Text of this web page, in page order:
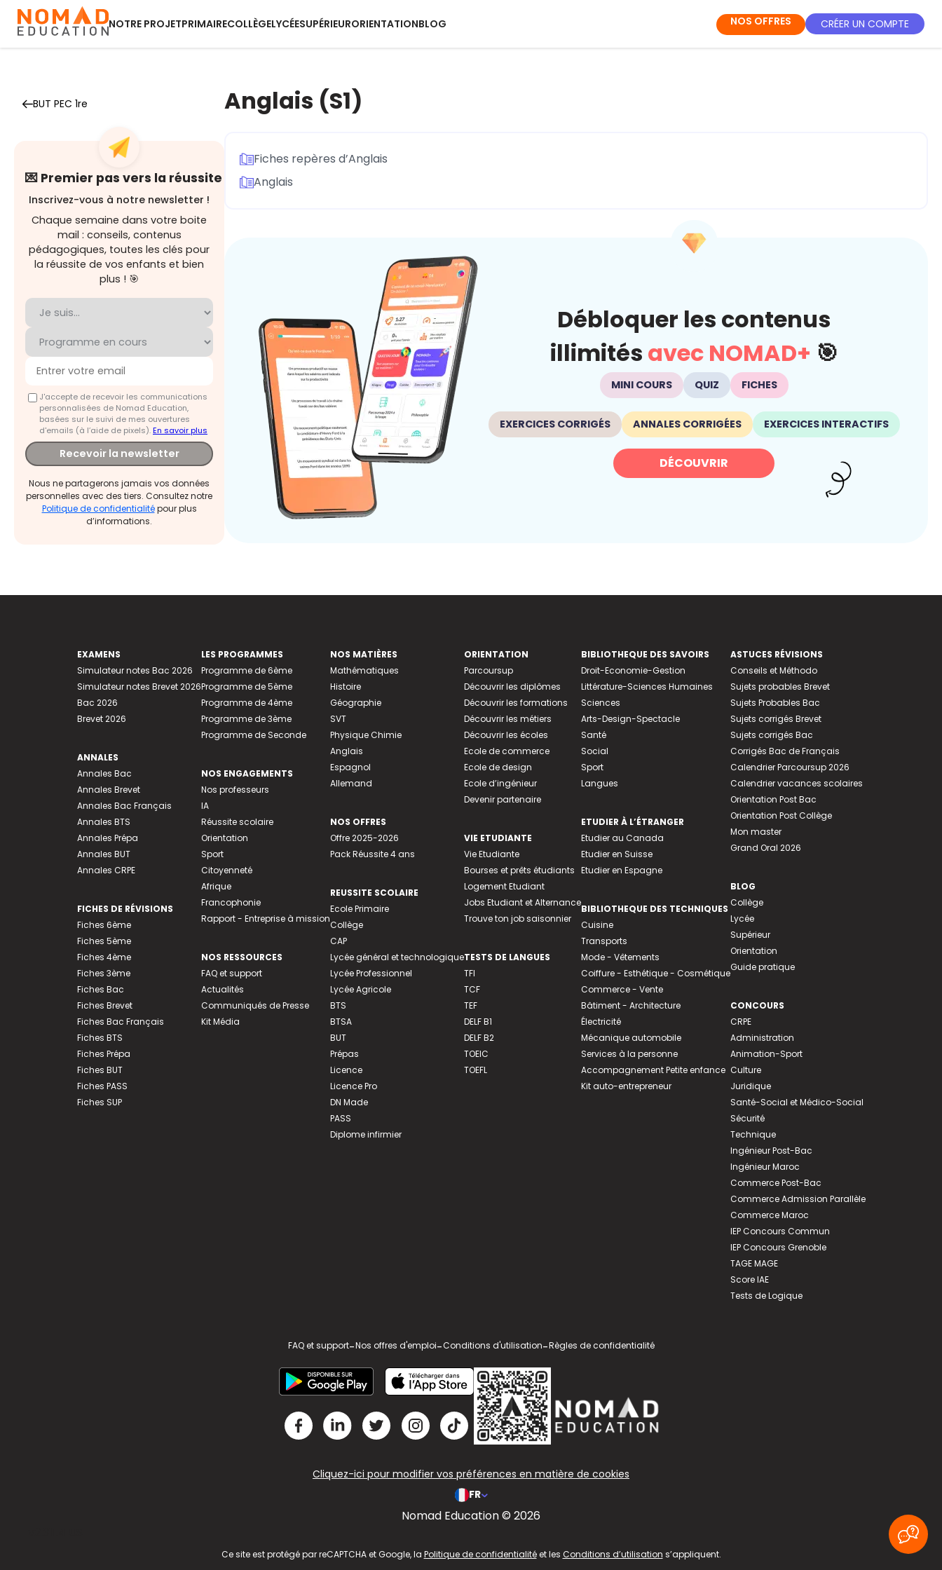
NOTRE PROJETPRIMAIRECOLLÈGELYCÉESUPÉRIEURORIENTATIONBLOG NOS OFFRES CRÉER UN COMPTE
BUT PEC 1re
💌 Premier pas vers la réussite
Inscrivez-vous à notre newsletter !
Chaque semaine dans votre boite
mail : conseils, contenus
pédagogiques, toutes les clés pour
la réussite de vos enfants et bien
plus ! 🎯
J'accepte de recevoir les communications
personnalisées de Nomad Education,
basées sur le suivi de mes ouvertures
d'emails (à l’aide de pixels).En savoir plus
Recevoir la newsletter
Nous ne partagerons jamais vos données
personnelles avec des tiers. Consultez notre
Politique de confidentialitépour plus
d’informations.
Anglais (S1)
Fiches repères d’Anglais
Anglais
Débloquer les contenus
illimités avec NOMAD+ 🎯
MINI COURS QUIZ FICHES
EXERCICES CORRIGÉS ANNALES CORRIGÉES EXERCICES INTERACTIFS
DÉCOUVRIR
EXAMENS
Simulateur notes Bac 2026
Simulateur notes Brevet 2026
Bac 2026
Brevet 2026
ANNALES
Annales Bac
Annales Brevet
Annales Bac Français
Annales BTS
Annales Prépa
Annales BUT
Annales CRPE
FICHES DE RÉVISIONS
Fiches 6ème
Fiches 5ème
Fiches 4ème
Fiches 3ème
Fiches Bac
Fiches Brevet
Fiches Bac Français
Fiches BTS
Fiches Prépa
Fiches BUT
Fiches PASS
Fiches SUP
LES PROGRAMMES
Programme de 6ème
Programme de 5ème
Programme de 4ème
Programme de 3ème
Programme de Seconde
NOS ENGAGEMENTS
Nos professeurs
IA
Réussite scolaire
Orientation
Sport
Citoyenneté
Afrique
Francophonie
Rapport - Entreprise à mission
NOS RESSOURCES
FAQ et support
Actualités
Communiqués de Presse
Kit Média
NOS MATIÈRES
Mathématiques
Histoire
Géographie
SVT
Physique Chimie
Anglais
Espagnol
Allemand
NOS OFFRES
Offre 2025-2026
Pack Réussite 4 ans
REUSSITE SCOLAIRE
Ecole Primaire
Collège
CAP
Lycée général et technologique
Lycée Professionnel
Lycée Agricole
BTS
BTSA
BUT
Prépas
Licence
Licence Pro
DN Made
PASS
Diplome infirmier
ORIENTATION
Parcoursup
Découvrir les diplômes
Découvrir les formations
Découvrir les métiers
Découvrir les écoles
Ecole de commerce
Ecole de design
Ecole d’ingénieur
Devenir partenaire
VIE ETUDIANTE
Vie Etudiante
Bourses et prêts étudiants
Logement Etudiant
Jobs Etudiant et Alternance
Trouve ton job saisonnier
TESTS DE LANGUES
TFI
TCF
TEF
DELF B1
DELF B2
TOEIC
TOEFL
BIBLIOTHEQUE DES SAVOIRS
Droit-Economie-Gestion
Littérature-Sciences Humaines
Sciences
Arts-Design-Spectacle
Santé
Social
Sport
Langues
ETUDIER À L’ÉTRANGER
Etudier au Canada
Etudier en Suisse
Etudier en Espagne
BIBLIOTHEQUE DES TECHNIQUES
Cuisine
Transports
Mode - Vêtements
Coiffure - Esthétique - Cosmétique
Commerce - Vente
Bâtiment - Architecture
Électricité
Mécanique automobile
Services à la personne
Accompagnement Petite enfance
Kit auto-entrepreneur
ASTUCES RÉVISIONS
Conseils et Méthodo
Sujets probables Brevet
Sujets Probables Bac
Sujets corrigés Brevet
Sujets corrigés Bac
Corrigés Bac de Français
Calendrier Parcoursup 2026
Calendrier vacances scolaires
Orientation Post Bac
Orientation Post Collège
Mon master
Grand Oral 2026
BLOG
Collège
Lycée
Supérieur
Orientation
Guide pratique
CONCOURS
CRPE
Administration
Animation-Sport
Culture
Juridique
Santé-Social et Médico-Social
Sécurité
Technique
Ingénieur Post-Bac
Ingénieur Maroc
Commerce Post-Bac
Commerce Admission Parallèle
Commerce Maroc
IEP Concours Commun
IEP Concours Grenoble
TAGE MAGE
Score IAE
Tests de Logique
FAQ et support-Nos offres d'emploi-Conditions d'utilisation-Règles de confidentialité
Cliquez-ici pour modifier vos préférences en matière de cookies
FR
Nomad Education © 2026
Ce site est protégé par reCAPTCHA et Google, la Politique de confidentialitéet les Conditions d’utilisation s’appliquent.